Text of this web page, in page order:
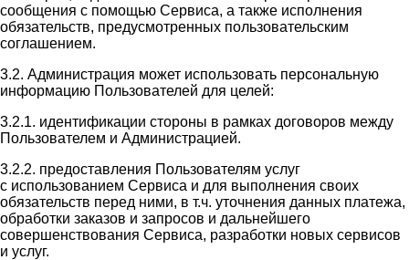
сообщения с помощью Сервиса, а также исполнения
обязательств, предусмотренных пользовательским
соглашением.
3.2. Администрация может использовать персональную
информацию Пользователей для целей:
3.2.1. идентификации стороны в рамках договоров между
Пользователем и Администрацией.
3.2.2. предоставления Пользователям услуг
с использованием Сервиса и для выполнения своих
обязательств перед ними, в т.ч. уточнения данных платежа,
обработки заказов и запросов и дальнейшего
совершенствования Сервиса, разработки новых сервисов
и услуг.